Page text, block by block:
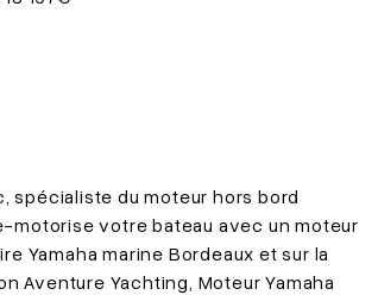
spécialiste du moteur hors bord
motorise votre bateau avec un moteur
Yamaha marine Bordeaux et sur la
Aventure Yachting, Moteur Yamaha